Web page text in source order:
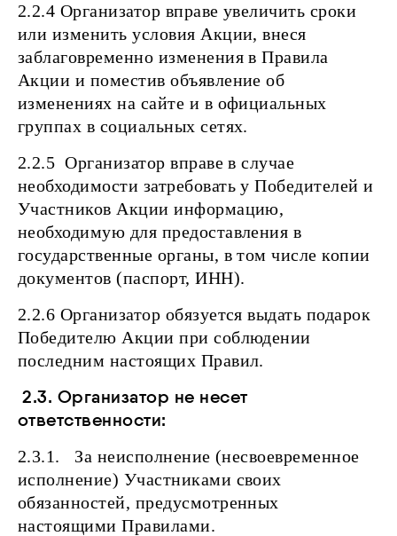
2.2.4 Организатор вправе увеличить сроки
или изменить условия Акции, внеся
заблаговременно изменения в Правила
Акции и поместив объявление об
изменениях на сайте и в официальных
группах в социальных сетях.
2.2.5 Организатор вправе в случае
необходимости затребовать у Победителей и
Участников Акции информацию,
необходимую для предоставления в
государственные органы, в том числе копии
документов (паспорт, ИНН).
2.2.6 Организатор обязуется выдать подарок
Победителю Акции при соблюдении
последним настоящих Правил.
2.3. Организатор не несет
ответственности:
2.3.1. За неисполнение (несвоевременное
исполнение) Участниками своих
обязанностей, предусмотренных
настоящими Правилами.